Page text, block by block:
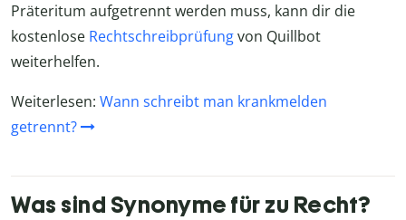
Präteritum aufgetrennt werden muss, kann dir die
kostenlose Rechtschreibprüfungvon Quillbot
weiterhelfen.
Weiterlesen: Wann schreibt man krankmelden
getrennt?
Was sind Synonyme für zu Recht?